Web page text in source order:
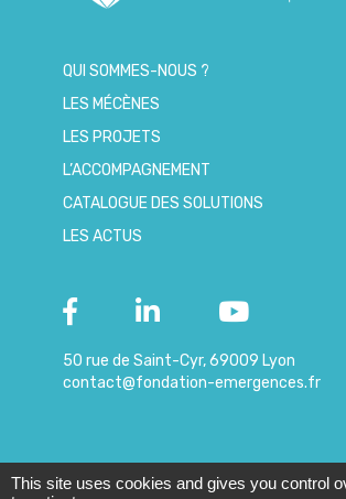
QUI SOMMES-NOUS ?
LES MÉCÈNES
LES PROJETS
L’ACCOMPAGNEMENT
CATALOGUE DES SOLUTIONS
LES ACTUS
50 rue de Saint-Cyr, 69009 Lyon
contact@fondation-emergences.fr
© 2019 – Copyright | Mentions -
This site uses cookies and gives you control